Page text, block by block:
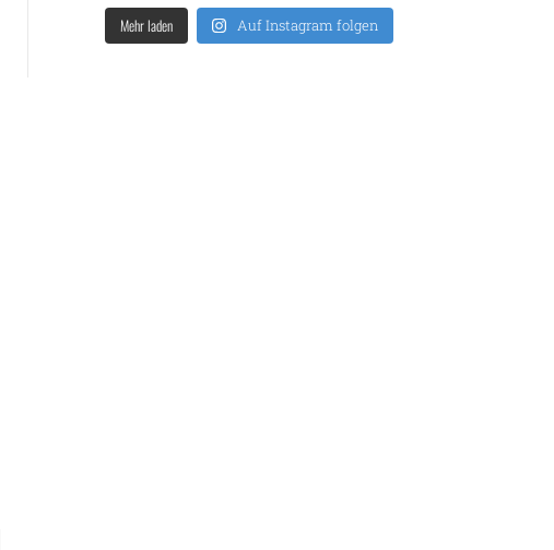
Mehr laden Auf Instagram folgen